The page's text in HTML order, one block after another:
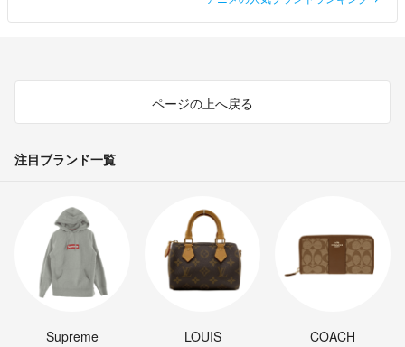
〜☆ハンドメイド品まとめ値引き☆〜
2点→合計金額から50円引き
※複数枚ご購入又は、質問等ございましたらコメントにてお知らせ下さ
カメラの写り具合により、色が濃く移ったり
評価で、今までよい評価を沢山頂いておりましたが、ふつうの評価が1
つ付いてしまいました。きちんと梱包し、即日で発送、トラブルも無
く、スムーズなお取り引きが進んでいたと思っておりましたが、何故
ページの上へ戻る
注目ブランド一覧
Supreme
LOUIS
COACH